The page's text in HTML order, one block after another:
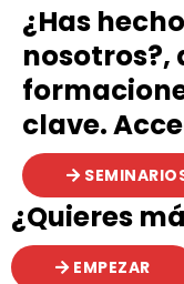
¿Has
nosotros?,
clave.
¿Quieres
EMPEZAR